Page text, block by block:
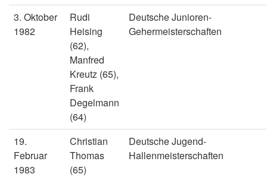
3. Oktober
1982
Rudi
Heising
(62),
Manfred
Kreutz (65),
Frank
Degelmann
(64)
Deutsche Junioren-
Gehermeisterschaften
19.
Februar
1983
Christian
Thomas
(65)
Deutsche Jugend-
Hallenmeisterschaften